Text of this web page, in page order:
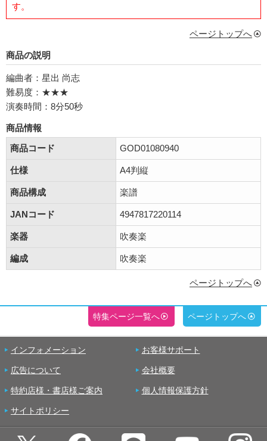
す。
ページトップへ
商品の説明
編曲者：星出 尚志
難易度：★★★
演奏時間：8分50秒
商品情報
商品コード
GOD01080940
仕様 A4判縦
商品構成 楽譜
JANコード 4947817220114
楽器 吹奏楽
編成 吹奏楽
ページトップへ
特集ページ一覧へ ページトップへ
インフォメーション お客様サポート
広告について 会社概要
特約店様・書店様ご案内 個人情報保護方針
サイトポリシー